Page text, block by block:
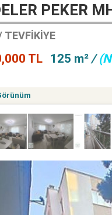
PEKER
TEVFIKIYE
TL 125 m²/